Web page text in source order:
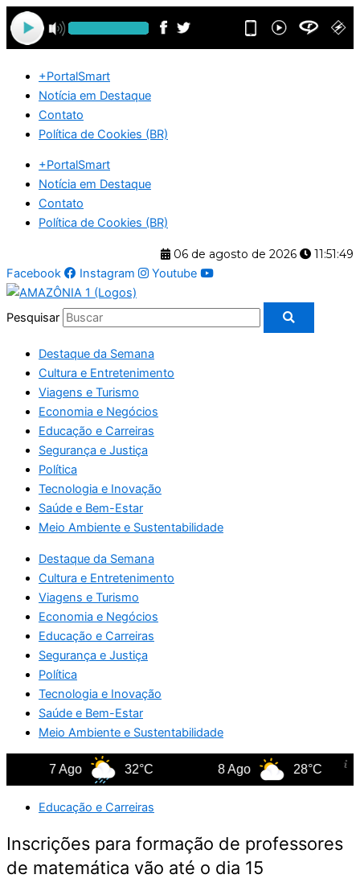
Ir
para
o
+PortalSmart
Notícia em Destaque
Contato
Política de Cookies (BR)
+PortalSmart
Notícia em Destaque
Contato
Política de Cookies (BR)
06 de agosto de 2026
11:51:50
Facebook
Instagram Youtube
Pesquisar
Destaque da Semana
Cultura e Entretenimento
Viagens e Turismo
Economia e Negócios
Educação e Carreiras
Segurança e Justiça
Política
Tecnologia e Inovação
Saúde e Bem-Estar
Meio Ambiente e Sustentabilidade
Destaque da Semana
Cultura e Entretenimento
Viagens e Turismo
Economia e Negócios
Educação e Carreiras
Segurança e Justiça
Política
Tecnologia e Inovação
Saúde e Bem-Estar
Meio Ambiente e Sustentabilidade
7 Ago 32°C 8 Ago 28°C
Educação e Carreiras
Inscrições para formação de professores
de matemática vão até o dia 15